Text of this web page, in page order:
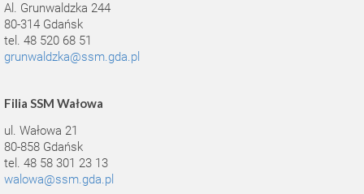
Al. Grunwaldzka 244
80-314 Gdańsk
tel. 48 520 68 51
grunwaldzka@ssm.gda.pl
Filia SSM Wałowa
ul. Wałowa 21
80-858 Gdańsk
tel. 48 58 301 23 13
walowa@ssm.gda.pl